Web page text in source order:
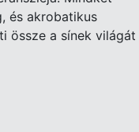
és akrobatikus
össze a sínek világát